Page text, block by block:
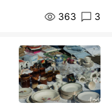
363 3